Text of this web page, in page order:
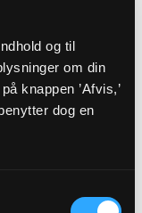
og til
om din
knappen ’Afvis,’
dog en
vælges af
for
at forvalte den
også b.la.